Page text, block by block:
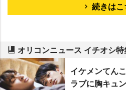
続きはこ
オリコンニュース イチオシ
イケメンてん
ラブに胸キュン